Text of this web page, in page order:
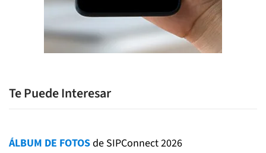
Te Puede Interesar
ÁLBUM DE FOTOSde SIPConnect 2026